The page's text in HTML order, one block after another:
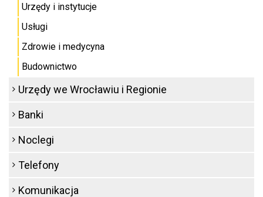
Urzędy i instytucje
Usługi
Zdrowie i medycyna
Budownictwo
Urzędy we Wrocławiu i Regionie
Banki
Noclegi
Telefony
Komunikacja